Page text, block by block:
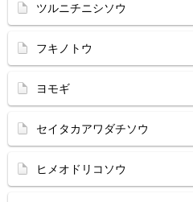
ツルニチニシソウ
フキノトウ
ヨモギ
セイタカアワダチソウ
ヒメオドリコソウ